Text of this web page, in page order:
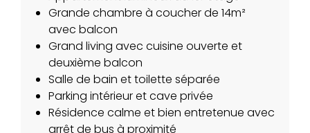
Grande chambre à coucher de 14m²
avec balcon
Grand living avec cuisine ouverte et
deuxième balcon
Salle de bain et toilette séparée
Parking intérieur et cave privée
Résidence calme et bien entretenue avec
arrêt de bus à proximité